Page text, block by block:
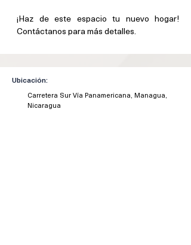
¡Haz de este espacio tu nuevo hogar!
Contáctanos para más detalles.
Ubicación:
Carretera Sur Vía Panamericana, Managua,
Nicaragua